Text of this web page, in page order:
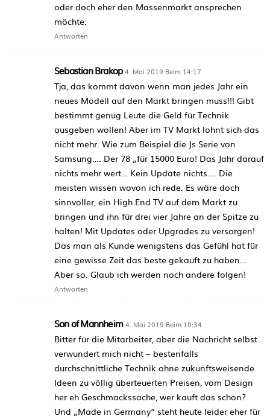
oder doch eher den Massenmarkt ansprechen
möchte.
Antworten
Sebastian Brakop 4. Mai 2019 Beim 14:17
Tja, das kommt davon wenn man jedes Jahr ein
neues Modell auf den Markt bringen muss!!! Gibt
bestimmt genug Leute die Geld für Technik
ausgeben wollen! Aber im TV Markt lohnt sich das
nicht mehr. Wie zum Beispiel die Js Serie von
Samsung…. Der 78 „für 15000 Euro! Das Jahr darauf
nichts mehr wert… Kein Update nichts…. Die
meisten wissen wovon ich rede. Es wäre doch
sinnvoller, ein High End TV auf dem Markt zu
bringen und ihn für drei vier Jahre an der Spitze zu
halten! Mit Updates oder Upgrades zu versorgen!
Das man als Kunde wenigstens das Gefühl hat für
eine gewisse Zeit das beste gekauft zu haben…
Aber so. Glaub ich werden noch andere folgen!
Antworten
Son of Mannheim 4. Mai 2019 Beim 10:34
Bitter für die Mitarbeiter, aber die Nachricht selbst
verwundert mich nicht – bestenfalls
durchschnittliche Technik ohne zukunftsweisende
Ideen zu völlig überteuerten Preisen, vom Design
her eh Geschmackssache, wer kauft das schon?
Und „Made in Germany“ steht heute leider eher für